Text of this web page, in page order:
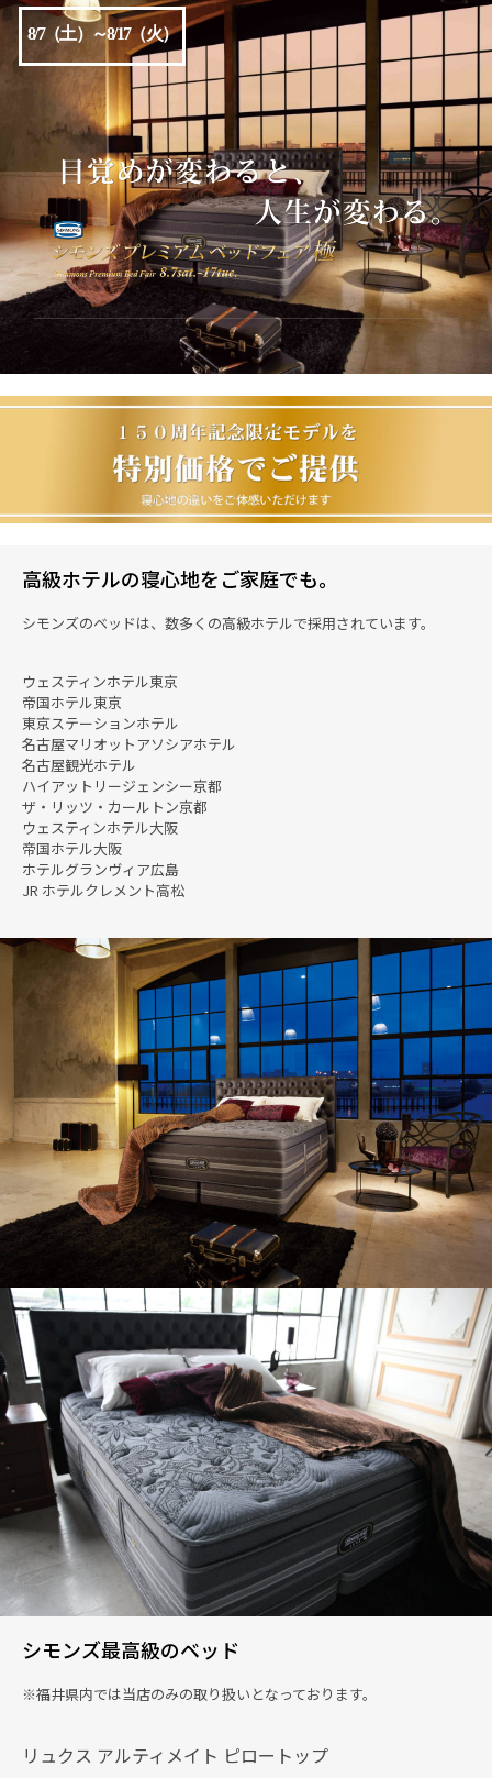
8/7（土）～8/17（火）
高級ホテルの寝心地をご家庭でも。
シモンズのベッドは、数多くの高級ホテルで採用されています。
ウェスティンホテル東京
帝国ホテル東京
東京ステーションホテル
名古屋マリオットアソシアホテル
名古屋観光ホテル
ハイアットリージェンシー京都
ザ・リッツ・カールトン京都
ウェスティンホテル大阪
帝国ホテル大阪
ホテルグランヴィア広島
JR ホテルクレメント高松
シモンズ最高級のベッド
※福井県内では当店のみの取り扱いとなっております。
リュクス アルティメイト ピロートップ